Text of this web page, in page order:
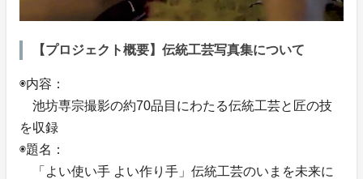
【プロジェクト概要】伝統工芸写真集について
◉内容：
池坊専宗撮影の約70品目にわたる伝統工芸と匠の技
を収録
◉題名：
「よい使い手 よい作り手」伝統工芸のいまを未来に